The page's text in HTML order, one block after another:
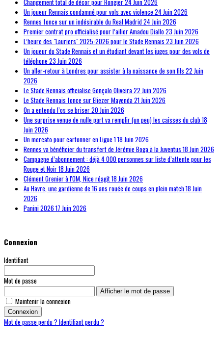
Un joueur Rennais condamné pour vols avec violence 24 Juin 2026
Rennes fonce sur un indésirable du Real Madrid24 Juin 2026
Premier contrat pro officialisé pour l’ailier Amadou Diallo23 Juin 2026
L’heure des "Lauriers" 2025-2026 pour le Stade Rennais 23 Juin 2026
Un joueur du Stade Rennais et un étudiant devant les juges pour des vols de
téléphone 23 Juin 2026
Un aller-retour à Londres pour assister à la naissance de son fils 22 Juin
2026
Le Stade Rennais officialise Gonçalo Oliveira22 Juin 2026
Le Stade Rennais fonce sur Eliezer Mayenda21 Juin 2026
On a entendu l’os se briser20 Juin 2026
Une surprise venue de nulle part va remplir (un peu) les caisses du club18
Juin 2026
Un mercato pour cartonner en Ligue 118 Juin 2026
Rennes va bénéficier du transfert de Jérémie Boga à la Juventus 18 Juin 2026
Campagne d’abonnement : déjà 4 000 personnes sur liste d’attente pour les
Rouge et Noir18 Juin 2026
Clément Grenier à l'OM, Nice réagit18 Juin 2026
Au Havre, une gardienne de 16 ans rouée de coups en plein match18 Juin
2026
Panini 2026 17 Juin 2026
Connexion
Identifiant
Mot de passe
Afficher le mot de passe
Maintenir la connexion
Connexion
Mot de passe perdu ? Identifiant perdu ?